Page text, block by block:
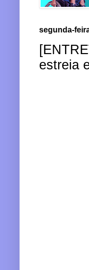
segunda-
estreia